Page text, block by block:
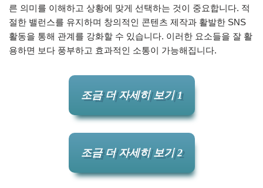
른 의미를 이해하고 상황에 맞게 선택하는 것이 중요합니다. 적
절한 밸런스를 유지하며 창의적인 콘텐츠 제작과 활발한 SNS
활동을 통해 관계를 강화할 수 있습니다. 이러한 요소들을 잘 활
용하면 보다 풍부하고 효과적인 소통이 가능해집니다.
조금 더 자세히 보기 1
조금 더 자세히 보기 2